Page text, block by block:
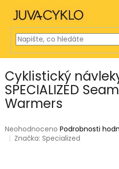
obsah
Cyklistický
SPECIALIZED
Warmers
Průměrné
hodnocení
Neohodnoceno Podrobnosti
Značka:Specialized